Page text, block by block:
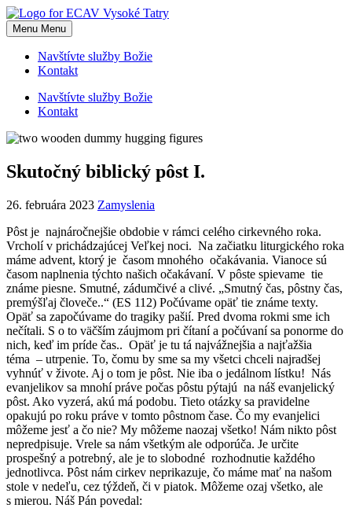
Skip
to
content
Menu Menu
Navštívte služby Božie
Kontakt
Navštívte služby Božie
Kontakt
Skutočný biblický pôst I.
26. februára 2023 Zamyslenia
Pôst je najnáročnejšie obdobie v rámci celého cirkevného roka.
Vrcholí v prichádzajúcej Veľkej noci. Na začiatku liturgického roka
máme advent, ktorý je časom mnohého očakávania. Vianoce sú
časom naplnenia týchto našich očakávaní. V pôste spievame tie
známe piesne. Smutné, zádumčivé a clivé. „Smutný čas, pôstny čas,
premýšľaj človeče..“ (ES 112) Počúvame opäť tie známe texty.
Opäť sa započúvame do tragiky pašií. Pred dvoma rokmi sme ich
nečítali. S o to väčším záujmom pri čítaní a počúvaní sa ponorme do
nich, keď im príde čas.. Opäť je tu tá najvážnejšia a najťažšia
téma – utrpenie. To, čomu by sme sa my všetci chceli najradšej
vyhnúť v živote. Aj o tom je pôst. Nie iba o jedálnom lístku! Nás
evanjelikov sa mnohí práve počas pôstu pýtajú na náš evanjelický
pôst. Ako vyzerá, akú má podobu. Tieto otázky sa pravidelne
opakujú po roku práve v tomto pôstnom čase. Čo my evanjelici
môžeme jesť a čo nie? My môžeme naozaj všetko! Nám nikto pôst
nepredpisuje. Vrele sa nám všetkým ale odporúča. Je určite
prospešný a potrebný, ale je to slobodné rozhodnutie každého
jednotlivca. Pôst nám cirkev neprikazuje, čo máme mať na našom
stole v nedeľu, cez týždeň, či v piatok. Môžeme ozaj všetko, ale
s mierou. Náš Pán povedal: